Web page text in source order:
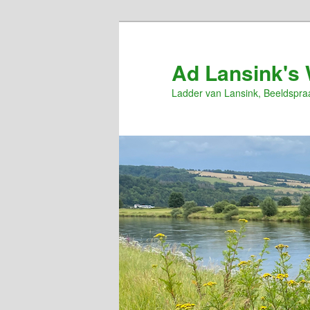
Ad Lansink's
Ladder van Lansink,